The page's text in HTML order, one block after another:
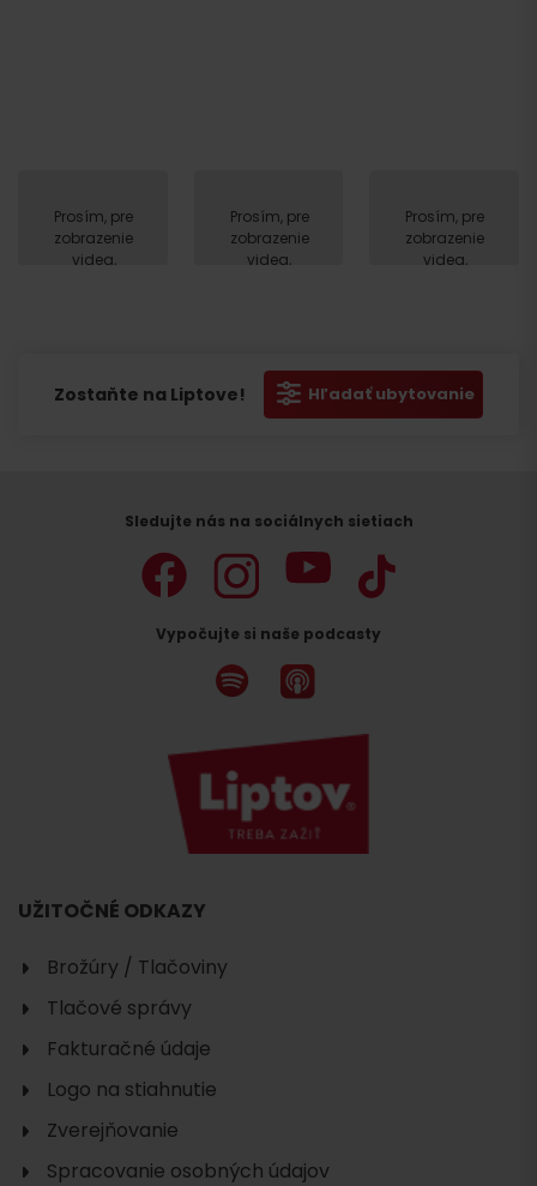
Prosím, pre
zobrazenie
videa,
Prosím, pre
zobrazenie
videa,
Prosím, pre
zobrazenie
videa,
Zostaňte na Liptove! Hľadať ubytovanie
Sledujte nás na sociálnych sietiach
Vypočujte si naše podcasty
UŽITOČNÉ ODKAZY
Brožúry / Tlačoviny
Tlačové správy
Fakturačné údaje
Logo na stiahnutie
Zverejňovanie
Spracovanie osobných údajov